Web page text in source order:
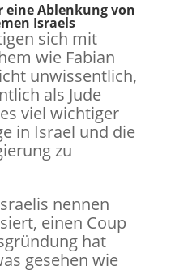
eine Ablenkung von
Israels
sich mit
wie Fabian
unwissentlich,
als Jude
viel wichtiger
in Israel und die
zu
nennen
einen Coup
hat
gesehen wie